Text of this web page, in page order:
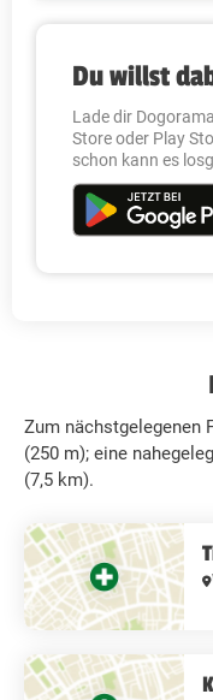
Du willst
Lade dir Dogorama
Store oder Play
schon kann es
Zum nächstgelegenen
(250 m); eine
(7,5 km).